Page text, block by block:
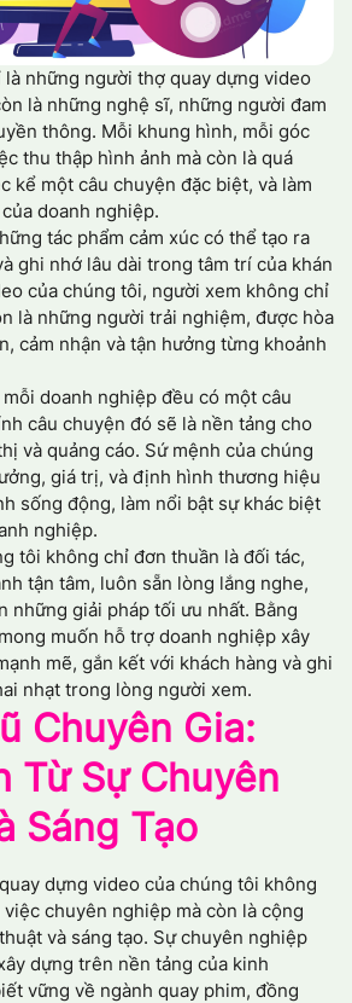
những người thợ quay dựng video
là những nghệ sĩ, những người đam
thông. Mỗi khung hình, mỗi góc
thu thập hình ảnh mà còn là quá
kể một câu chuyện đặc biệt, và làm
doanh nghiệp.
tác phẩm cảm xúc có thể tạo ra
ghi nhớ lâu dài trong tâm trí của khán
của chúng tôi, người xem không chỉ
là những người trải nghiệm, được hòa
cảm nhận và tận hưởng từng khoảnh
doanh nghiệp đều có một câu
câu chuyện đó sẽ là nền tảng cho
và quảng cáo. Sứ mệnh của chúng
giá trị, và định hình thương hiệu
sống động, làm nổi bật sự khác biệt
nghiệp.
tôi không chỉ đơn thuần là đối tác,
tận tâm, luôn sẵn lòng lắng nghe,
những giải pháp tối ưu nhất. Bằng
muốn hỗ trợ doanh nghiệp xây
mẽ, gắn kết với khách hàng và ghi
nhạt trong lòng người xem.
Chuyên Gia:
Từ Sự Chuyên
Sáng Tạo
dựng video của chúng tôi không
chuyên nghiệp mà còn là cộng
và sáng tạo. Sự chuyên nghiệp
dựng trên nền tảng của kinh
vững về ngành quay phim, đồng